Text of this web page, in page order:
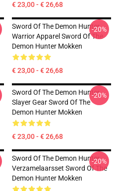
€ 23,00 - € 26,68
Sword Of The Demon Hunter
Warrior Apparel Sword Of The
Demon Hunter Mokken
€ 23,00 - € 26,68
-20%
Sword Of The Demon Hunter
Slayer Gear Sword Of The
Demon Hunter Mokken
€ 23,00 - € 26,68
-20%
Sword Of The Demon Hunter
Verzamelaarsset Sword Of The
Demon Hunter Mokken
-20%